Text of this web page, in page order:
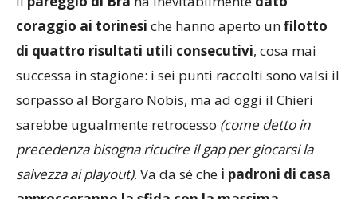
coraggio ai torinesiche hanno aperto unfilotto
di quattro risultati utili consecutivi, cosa mai
successa in stagione: i sei punti raccolti sono valsi il
sorpasso al Borgaro Nobis, ma ad oggi il Chieri
sarebbe ugualmente retrocesso(come detto in
precedenza bisogna ricucire il gap per giocarsi la
salvezza ai playout). Va da sé chei padroni di casa
approcceranno la sfida con la massima